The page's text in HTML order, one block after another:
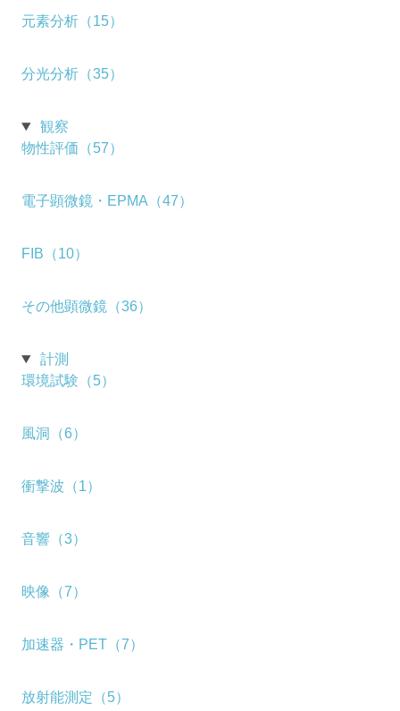
元素分析（15）
分光分析（35）
観察
物性評価（57）
電子顕微鏡・EPMA（47）
FIB（10）
その他顕微鏡（36）
計測
環境試験（5）
風洞（6）
衝撃波（1）
音響（3）
映像（7）
加速器・PET（7）
放射能測定（5）